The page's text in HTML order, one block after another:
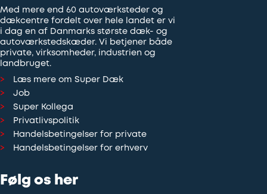
Med mere end 60 autoværksteder og
dækcentre fordelt over hele landet er vi
i dag en af Danmarks største dæk- og
autoværkstedskæder. Vi betjener både
private, virksomheder, industrien og
landbruget.
Læs mere om Super Dæk
Job
Super Kollega
Privatlivspolitik
Handelsbetingelser for private
Handelsbetingelser for erhverv
Følg os her